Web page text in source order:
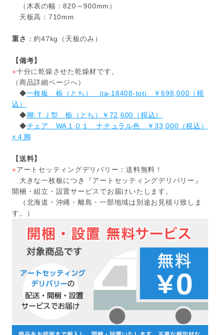
（木表の幅：820～900mm）
天板高：710mm
重さ ：約47kg（天板のみ）
【備考】
●十分に乾燥させた乾燥材です。
（商品詳細ページへ）
◆一枚板 栃（とち） ita-18408-toti ￥698,000（税
込）
◆脚:ＴＪ型 栃（とち）￥72,600（税込）
◆チェア WA１０１ ナチュラル色 ￥33,000（税込）
×４脚
【送料】
●アートセッティングデリバリー：送料無料！
大きな一枚板につき『アートセッティングデリバリー』
開梱・組立・設置サービスでお届けいたします。
（北海道・沖縄・離島・一部地域は別途お見積り致しま
す。）